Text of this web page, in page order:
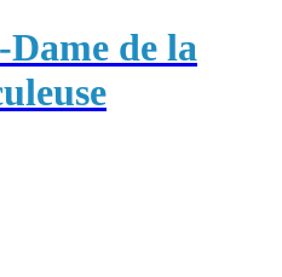
de la